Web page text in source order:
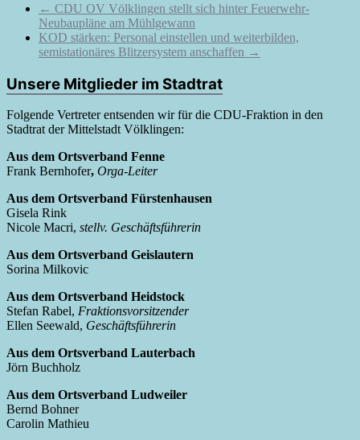
← CDU OV Völklingen stellt sich hinter Feuerwehr-
Neubaupläne am Mühlgewann
KOD stärken: Personal einstellen und weiterbilden,
semistationäres Blitzersystem anschaffen →
Unsere Mitglieder im Stadtrat
Folgende Vertreter entsenden wir für die CDU-Fraktion in den
Stadtrat der Mittelstadt Völklingen:
Aus dem Ortsverband Fenne
Frank Bernhofer, Orga-Leiter
Aus dem Ortsverband Fürstenhausen
Gisela Rink
Nicole Macri, stellv. Geschäftsführerin
Aus dem Ortsverband Geislautern
Sorina Milkovic
Aus dem Ortsverband Heidstock
Stefan Rabel, Fraktionsvorsitzender
Ellen Seewald, Geschäftsführerin
Aus dem Ortsverband Lauterbach
Jörn Buchholz
Aus dem Ortsverband Ludweiler
Bernd Bohner
Carolin Mathieu